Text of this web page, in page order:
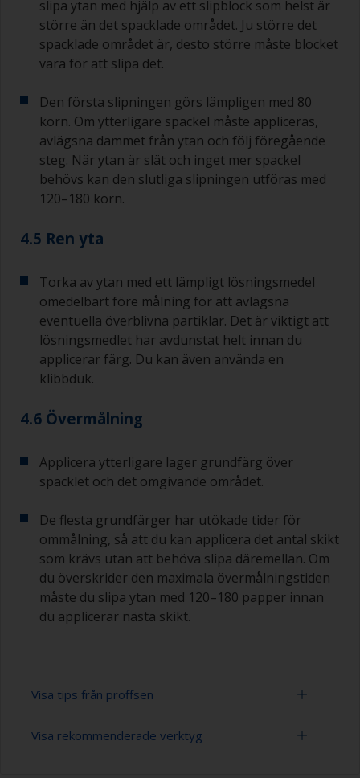
slipa ytan med hjälp av ett slipblock som helst är
större än det spacklade området. Ju större det
spacklade området är, desto större måste blocket
vara för att slipa det.
Den första slipningen görs lämpligen med 80
korn. Om ytterligare spackel måste appliceras,
avlägsna dammet från ytan och följ föregående
steg. När ytan är slät och inget mer spackel
behövs kan den slutliga slipningen utföras med
120–180 korn.
4.5 Ren yta
Torka av ytan med ett lämpligt lösningsmedel
omedelbart före målning för att avlägsna
eventuella överblivna partiklar. Det är viktigt att
lösningsmedlet har avdunstat helt innan du
applicerar färg. Du kan även använda en
klibbduk.
4.6 Övermålning
Applicera ytterligare lager grundfärg över
spacklet och det omgivande området.
De flesta grundfärger har utökade tider för
ommålning, så att du kan applicera det antal skikt
som krävs utan att behöva slipa däremellan. Om
du överskrider den maximala övermålningstiden
måste du slipa ytan med 120–180 papper innan
du applicerar nästa skikt.
Visa tips från proffsen
Epoxiprodukter måste blandas i rätt förhållande.
Visa rekommenderade verktyg